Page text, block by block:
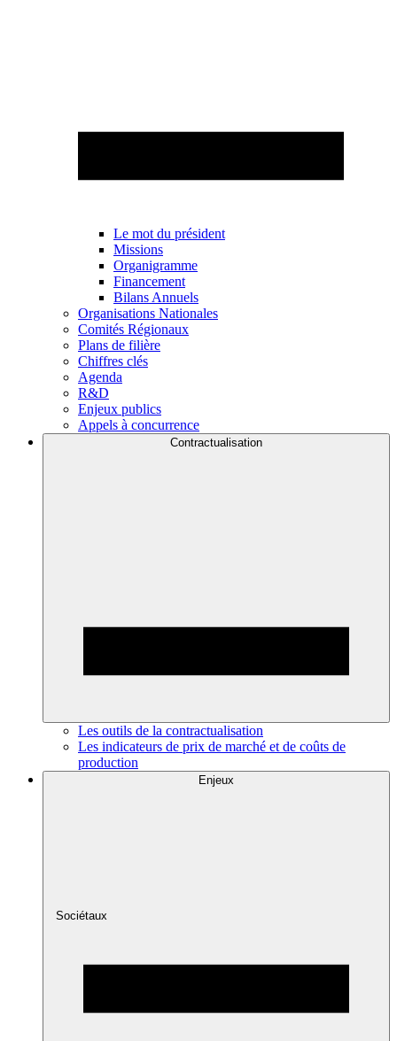
Le mot du président
Missions
Organigramme
Financement
Bilans Annuels
Organisations Nationales
Comités Régionaux
Plans de filière
Chiffres clés
Agenda
R&D
Enjeux publics
Appels à concurrence
Contractualisation
Les outils de la contractualisation
Les indicateurs de prix de marché et de coûts de
production
Enjeux
Sociétaux